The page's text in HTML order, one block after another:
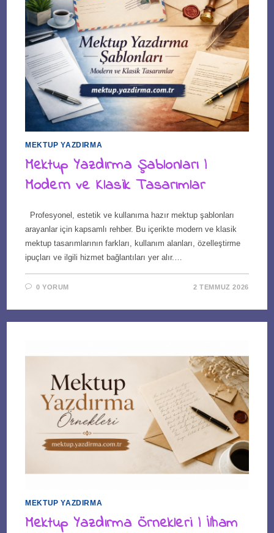
MEKTUP YAZDIRMA
Mektup Yazdırma Şablonları |
Modern ve Klasik Tasarımlar
Profesyonel, estetik ve kullanıma hazır mektup şablonları
arayanlar için kapsamlı rehber. Bu içerikte modern ve klasik
mektup tasarımlarının farkları, kullanım alanları, özelleştirme
ipuçları ve ilgili hizmet bağlantıları yer alır.…
0 YORUM 2 TEMMUZ 2026
MEKTUP YAZDIRMA
Mektup Yazdırma Örnekleri | İlham